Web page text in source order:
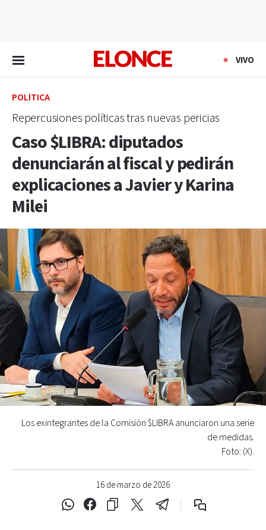
VIVO
POLÍTICA
Repercusiones políticas tras nuevas pericias
Caso $LIBRA: diputados
denunciarán al fiscal y pedirán
explicaciones a Javier y Karina
Milei
16 de marzo de 2026
Los exintegrantes de la Comisión $LIBRA anunciaron una serie
de medidas.
Foto: (X).